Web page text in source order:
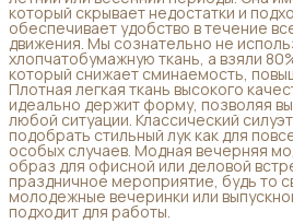
который скрывает недостатки и
обеспечивает удобство в течение
движения. Мы сознательно не
хлопчатобумажную ткань, а взяли
который снижает сминаемость,
Плотная легкая ткань высокого
идеально держит форму, позволяя
любой ситуации. Классический
подобрать стильный лук как для
особых случаев. Модная вечерняя
образ для офисной или деловой
праздничное мероприятие, будь то
молодежные вечеринки или
подходит для работы.